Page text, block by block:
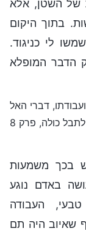
של השטן, אלא
בתוך היקום
לי כניגוד.
הדבר המופלא
דברי האל
לתבל כולה, פרק 8
בכך משמעות
באדם נוגע
טבעי, העבודה
שאיוב היה תם